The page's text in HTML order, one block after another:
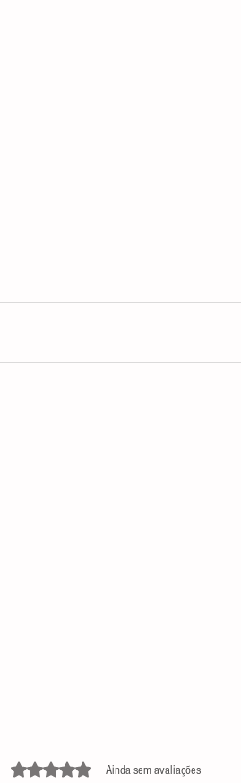
Avaliado com 0 de 5 estrelas.
Ainda sem avaliações